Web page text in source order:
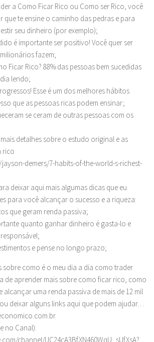
a Como Ficar Rico ou Como ser Rico, você
que te ensine o caminho das pedras e para
seu dinheiro (por exemplo);
é importante ser positivo! Você quer ser
fazem;
Ficar Rico? 88% das pessoas bem sucedidas
lendo;
Esse é um dos melhores hábitos
que as pessoas ricas podem ensinar;
se ceram de outras pessoas com os
detalhes sobre o estudo original e as
rico
demers/7-habits-of-the-world-s-richest-
deixar aqui mais algumas dicas que eu
para você alcançar o sucesso e a riqueza:
que geram renda passiva;
quanto ganhar dinheiro é gasta-lo e
e pense no longo prazo;
sobre como é o meu dia a dia como trader
de aprender mais sobre como ficar rico, como
alcançar uma renda passiva de mais de 12 mil
deixar alguns links aqui que podem ajudar…
no Canal):
channel/UC24cA3BfXN460WqU_sUfXsA?